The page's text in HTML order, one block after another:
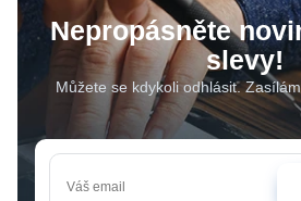
Nepropásněte
slevy!
Můžete se kdykoli odhlásit.